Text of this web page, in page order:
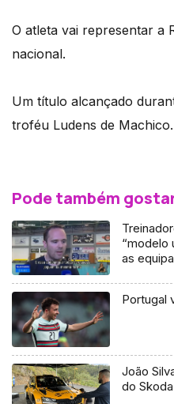
O atleta vai representar a
nacional.
Um título alcançado
troféu Ludens de Machico.
Pode também
“modelo
as
Portugal
João
do